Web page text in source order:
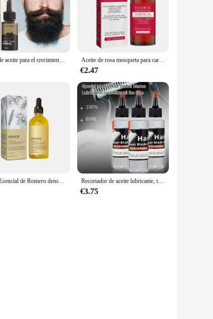
Suero de aceite para el crecimiento de la barba de 30ml para hombres, aceite para el cuidado y el crecimiento de la barba, suaviza y fortalece el estilo, aceite para el cuidado de la barba nutritivo Aceite de rosa mosqueta para cara y piel Aceite de semilla de rosa mosqueta orgánico para masaje Gua Sha Aceite de cadera rosa prensado en frío puro para cicatrices de acné
€2.47
Aceite Esencial de Romero denso para el cabello, lavanda vegánica, reparación de daños en el cabello, previene la pérdida de cabello, pelo suave, nutre el cabello, aceite para el cuidado del cabello, 60ml Recortador de aceite lubricante, tijeras para el cabello, lubricación, Reduce la fricción del metal, sin olor, para herramienta de corte de pelo, lubricación de mantenimiento
€3.75